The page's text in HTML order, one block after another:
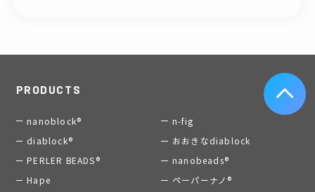
PRODUCTS
nanoblock®
n-fig
diablock®
おおきなdiablock
PERLER BEADS®
nanobeads®
Hape
ペーパーナノ®